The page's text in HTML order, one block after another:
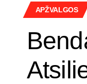
APŽVALGOS